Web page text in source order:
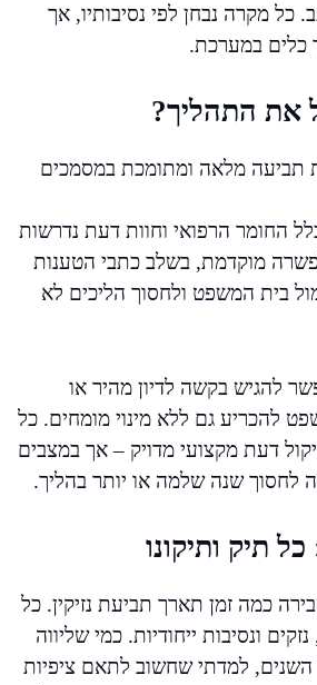
כל מקרה נבחן לפי נסיבותיו, אך
כלים במערכת.
את התהליך?
תביעה מלאה ומתומכת במסמכים
החומר הרפואי וחוות דעת נדרשות
מוקדמת, בשלב כתבי הטענות
בית המשפט ולחסוך הליכים לא
להגיש בקשה לדיון מהיר או
להכריע גם ללא מינוי מומחים. כל
דעת מקצועי מדויק – אך במצבים
לחסוך שנה שלמה או יותר בהליך.
תיק ותיקונו
כמה זמן תארך תביעת נזיקין. כל
ונסיבות ייחודיות. כמי שליווה
השנים, למדתי שחשוב לתאם ציפיות